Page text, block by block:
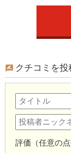
クチコミを投
評価（任意の点